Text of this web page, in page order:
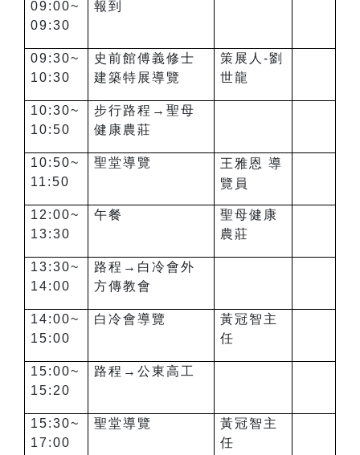
09:00~
09:30
報到
09:30~
10:30
史前館傅義修士
建築特展導覽
策展人-劉
世龍
10:30~
10:50
步行路程→聖母
健康農莊
10:50~
11:50
聖堂導覽
王雅恩 導
覽員
12:00~
13:30
午餐
聖母健康
農莊
13:30~
14:00
路程→白冷會外
方傳教會
14:00~
15:00
白冷會導覽
黃冠智主
任
15:00~
15:20
路程→公東高工
15:30~
17:00
聖堂導覽
黃冠智主
任